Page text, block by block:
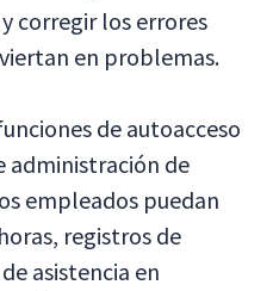
corregir los errores
en problemas.
de autoacceso
administración de
empleados puedan
registros de
asistencia en